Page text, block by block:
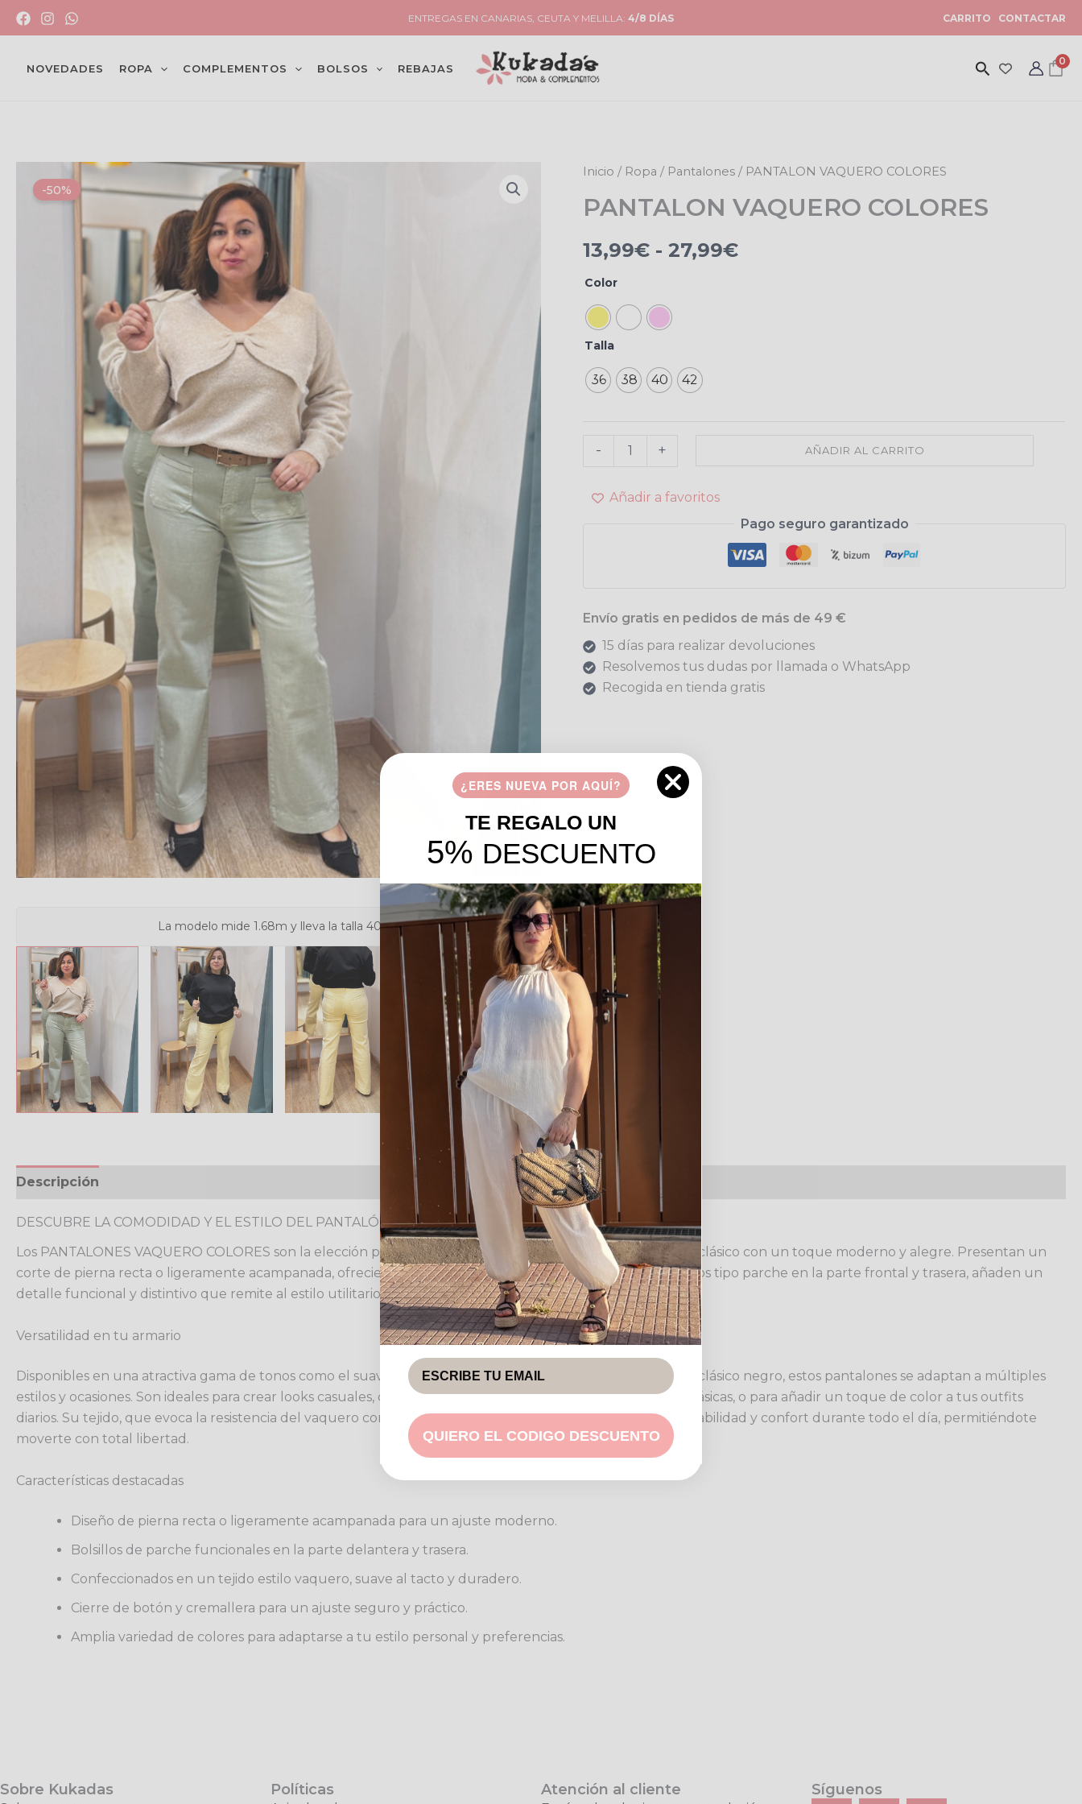
ENTREGAS EN CANARIAS, CEUTA Y MELILLA: 4/8 DÍAS CARRITO CONTACTAR
NOVEDADES ROPA COMPLEMENTOS BOLSOS REBAJAS
0
-50%
La modelo mide 1.68m y lleva la talla 40-42
Inicio / Ropa / Pantalones / PANTALON VAQUERO COLORES
PANTALON VAQUERO COLORES
13,99€ - 27,99€
Rango
de
precios:
Color
Talla
36 38 40 42
-
PANTALON
COLORES
cantidad
+ AÑADIR AL CARRITO
Añadir a favoritos
Pago seguro garantizado
Envío gratis en pedidos de más de 49 €
15 días para realizar devoluciones
Resolvemos tus dudas por llamada o WhatsApp
Recogida en tienda gratis
Descripción Política de devoluciones
DESCUBRE LA COMODIDAD Y EL ESTILO DEL PANTALÓN VAQUERO DE COLORES
Los PANTALONES VAQUERO COLORES son la elección perfecta para quienes buscan combinar un diseño clásico con un toque moderno y alegre. Presentan un
corte de pierna recta o ligeramente acampanada, ofreciendo una silueta favorecedora y actual. Con bolsillos tipo parche en la parte frontal y trasera, añaden un
detalle funcional y distintivo que remite al estilo utilitario, ideal para un look desenfadado pero chic.
Versatilidad en tu armario
Disponibles en una atractiva gama de tonos como el suave rosa empolvado, el vibrante amarillo pastel y el clásico negro, estos pantalones se adaptan a múltiples
estilos y ocasiones. Son ideales para crear looks casuales, combinándolos con jerséis holgados o camisetas básicas, o para añadir un toque de color a tus outfits
diarios. Su tejido, que evoca la resistencia del vaquero con una sensación de mayor suavidad, garantiza durabilidad y confort durante todo el día, permitiéndote
moverte con total libertad.
Características destacadas
Diseño de pierna recta o ligeramente acampanada para un ajuste moderno.
Bolsillos de parche funcionales en la parte delantera y trasera.
Confeccionados en un tejido estilo vaquero, suave al tacto y duradero.
Cierre de botón y cremallera para un ajuste seguro y práctico.
Amplia variedad de colores para adaptarse a tu estilo personal y preferencias.
Sobre Kukadas Políticas Atención al cliente Síguenos
¿ERES NUEVA POR AQUÍ?
TE REGALO UN
5% DESCUENTO
QUIERO EL CODIGO DESCUENTO